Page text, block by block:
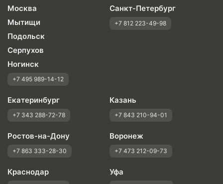
Москва
Мытищи
Подольск
Серпухов
Ногинск
+7 495 989-14-12
Санкт-Петербург
+7 812 223-49-98
Екатеринбург
+7 343 288-72-78
Казань
+7 843 210-94-01
Ростов-на-Дону
+7 863 333-28-30
Воронеж
+7 473 212-09-73
Краснодар Уфа